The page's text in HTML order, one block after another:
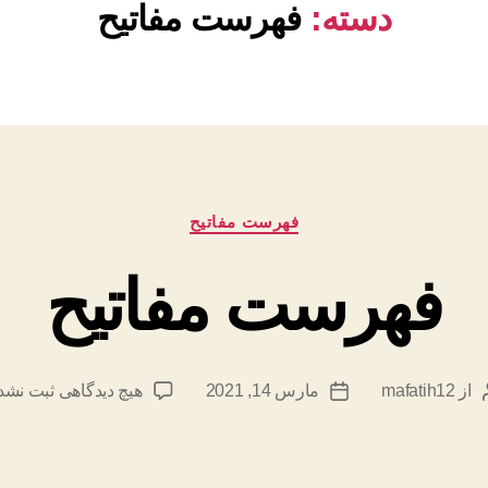
دسته: فهرست مفاتیح
دسته‌ها
فهرست مفاتیح
فهرست مفاتیح
از mafatih12
تاریخمارس 14, 2021 هیچ دیدگاهیبرای
ثبت